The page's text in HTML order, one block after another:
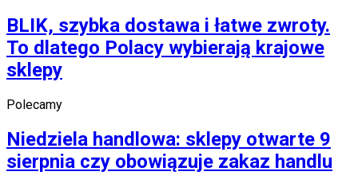
BLIK, szybka dostawa i łatwe zwroty.
To dlatego Polacy wybierają krajowe
sklepy
Polecamy
Niedziela handlowa: sklepy otwarte 9
sierpnia czy obowiązuje zakaz handlu